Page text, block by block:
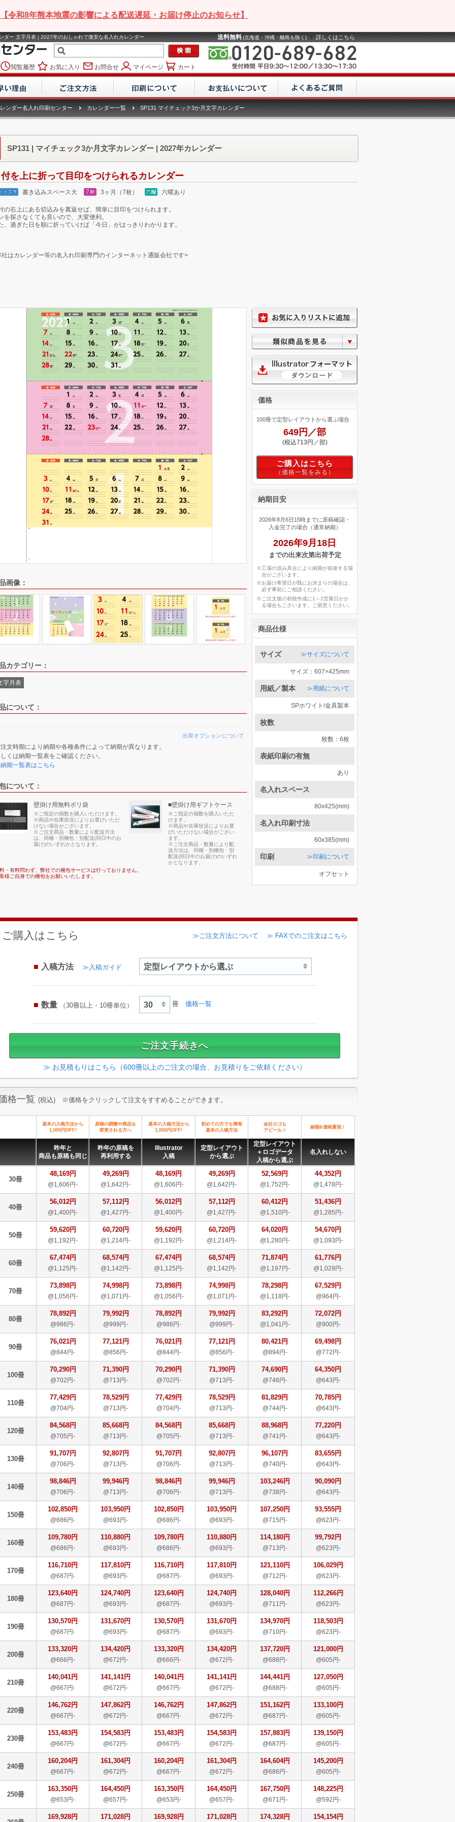
【令和8年熊本地震の影響による配送遅延・お届け停止のお知らせ】
ー 文字月表 | 2027年のおしゃれで激安な名入れカレンダー 送料無料 (北海道・沖縄・離島を除く) 詳しくはこちら
閲覧履歴 お気に入り お問合せ マイページ カート
ンダー名入れ印刷センター カレンダー一覧 SP131 マイチェック3か月文字カレンダー
SP131 | マイチェック3か月文字カレンダー | 2027年カレンダー
を上に折って目印をつけられるカレンダー
書き込みスペース大 3ヶ月（7枚） 六曜あり
の右上にある切込みを裏返せば、簡単に目印をつけられます。
を探さなくても良いので、大変便利。
、過ぎた日を順に折っていけば「今日」がはっきりわかります。
社はカレンダー等の名入れ印刷専門のインターネット通販会社です>
画像：
カテゴリー：
字月表
について：
出荷オプションについて
文時期により納期や各種条件によって納期が異なります。
くは納期一覧表をご確認ください。
期一覧表はこちら
について：
壁掛け用無料ポリ袋
※ご指定の個数を購入いただけます。
※商品や在庫状況によりお選びいただ
けない場合がございます。
※ご注文商品・数量により配送方法
は、同梱・別梱包・別配送(同日中のお
届け)のいずれかとなります。
■壁掛け用ギフトケース
※ご指定の個数を購入いただ
けます。
※商品や在庫状況によりお選
びいただけない場合がござい
ます。
※ご注文商品・数量により配
送方法は、同梱・別梱包・別
配送(同日中のお届け)のいずれ
かとなります。
・有料問わず、弊社での梱包サービスは行っておりません。
様ご自身での梱包をお願いいたします。
価格
100冊で定型レイアウトから選ぶ場合
649円／部
(税込713円／部)
ご購入はこちら
納期目安
2026年8月6日15時までに原稿確認・
入金完了の場合（通常納期）
2026年9月18日
までの出来次第出荷予定
※工場の混み具合により納期が前後する場
合がございます。
※お届け希望日が既にお決まりの場合は、
必ず事前にご相談ください。
※ご注文後の初校作成に1～2営業日かか
る場合もございます。ご留意ください。
商品仕様
サイズ ≫サイズについて
サイズ：607×425mm
用紙／製本 ≫用紙について
SPホワイト/金具製本
枚数
枚数：6枚
表紙印刷の有無
あり
名入れスペース
80x425(mm)
名入れ印刷寸法
60x385(mm)
印刷 ≫印刷について
オフセット
ご購入はこちら ≫ご注文方法について ≫ FAXでのご注文はこちら
入稿方法 ≫入稿ガイド
数量 （30冊以上・10冊単位） 冊 価格一覧
≫ お見積もりはこちら（600冊以上のご注文の場合、お見積りをご依頼ください）
格一覧 (税込) ※価格をクリックして注文をすすめることができます。
基本の入稿方法から
1,000円OFF!
原稿の調整や商品を
変更される方へ
基本の入稿方法から
1,000円OFF!
初めての方でも簡単
基本の入稿方法
会社ロゴも
アピール！
納期&価格重視！
昨年と
商品も原稿も同じ
昨年の原稿を
再利用する
Illustrator
入稿
定型レイアウト
から選ぶ
定型レイアウト
＋ロゴデータ
入稿から選ぶ
名入れしない
30冊
48,169円
@1,606円-
49,269円
@1,642円-
48,169円
@1,606円-
49,269円
@1,642円-
52,569円
@1,752円-
44,352円
@1,478円-
40冊
56,012円
@1,400円-
57,112円
@1,427円-
56,012円
@1,400円-
57,112円
@1,427円-
60,412円
@1,510円-
51,436円
@1,285円-
50冊
59,620円
@1,192円-
60,720円
@1,214円-
59,620円
@1,192円-
60,720円
@1,214円-
64,020円
@1,280円-
54,670円
@1,093円-
60冊
67,474円
@1,125円-
68,574円
@1,142円-
67,474円
@1,125円-
68,574円
@1,142円-
71,874円
@1,197円-
61,776円
@1,029円-
70冊
73,898円
@1,056円-
74,998円
@1,071円-
73,898円
@1,056円-
74,998円
@1,071円-
78,298円
@1,118円-
67,529円
@964円-
80冊
78,892円
@986円-
79,992円
@999円-
78,892円
@986円-
79,992円
@999円-
83,292円
@1,041円-
72,072円
@900円-
90冊
76,021円
@844円-
77,121円
@856円-
76,021円
@844円-
77,121円
@856円-
80,421円
@894円-
69,498円
@772円-
100冊
70,290円
@702円-
71,390円
@713円-
70,290円
@702円-
71,390円
@713円-
74,690円
@746円-
64,350円
@643円-
110冊
77,429円
@704円-
78,529円
@713円-
77,429円
@704円-
78,529円
@713円-
81,829円
@744円-
70,785円
@643円-
120冊
84,568円
@705円-
85,668円
@713円-
84,568円
@705円-
85,668円
@713円-
88,968円
@741円-
77,220円
@643円-
130冊
91,707円
@706円-
92,807円
@713円-
91,707円
@706円-
92,807円
@713円-
96,107円
@740円-
83,655円
@643円-
140冊
98,846円
@706円-
99,946円
@713円-
98,846円
@706円-
99,946円
@713円-
103,246円
@738円-
90,090円
@643円-
150冊
102,850円
@686円-
103,950円
@693円-
102,850円
@686円-
103,950円
@693円-
107,250円
@715円-
93,555円
@623円-
160冊
109,780円
@686円-
110,880円
@693円-
109,780円
@686円-
110,880円
@693円-
114,180円
@713円-
99,792円
@623円-
170冊
116,710円
@687円-
117,810円
@693円-
116,710円
@687円-
117,810円
@693円-
121,110円
@712円-
106,029円
@623円-
180冊
123,640円
@687円-
124,740円
@693円-
123,640円
@687円-
124,740円
@693円-
128,040円
@711円-
112,266円
@623円-
190冊
130,570円
@687円-
131,670円
@693円-
130,570円
@687円-
131,670円
@693円-
134,970円
@710円-
118,503円
@623円-
200冊
133,320円
@666円-
134,420円
@672円-
133,320円
@666円-
134,420円
@672円-
137,720円
@688円-
121,000円
@605円-
210冊
140,041円
@667円-
141,141円
@672円-
140,041円
@667円-
141,141円
@672円-
144,441円
@688円-
127,050円
@605円-
220冊
146,762円
@667円-
147,862円
@672円-
146,762円
@667円-
147,862円
@672円-
151,162円
@687円-
133,100円
@605円-
230冊
153,483円
@667円-
154,583円
@672円-
153,483円
@667円-
154,583円
@672円-
157,883円
@687円-
139,150円
@605円-
240冊
160,204円
@667円-
161,304円
@672円-
160,204円
@667円-
161,304円
@672円-
164,604円
@686円-
145,200円
@605円-
250冊
163,350円
@653円-
164,450円
@657円-
163,350円
@653円-
164,450円
@657円-
167,750円
@671円-
148,225円
@592円-
169,928円 171,028円 169,928円 171,028円 174,328円 154,154円